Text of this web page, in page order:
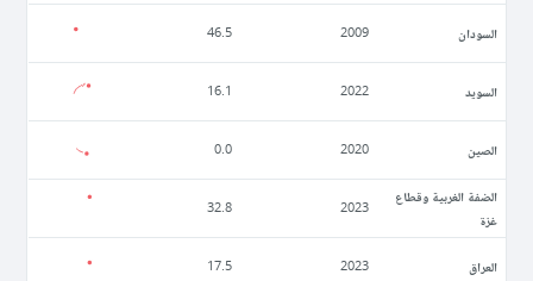
السودان 2009
46.5
السويد 2022
16.1
الصين 2020
0.0
الضفة الغربية وقطاع
غزة
2023
32.8
العراق 2023
17.5